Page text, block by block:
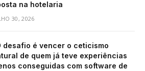
na hotelaria
30, 2026
desafio é vencer o ceticismo
de quem já teve experiências
conseguidas com software de